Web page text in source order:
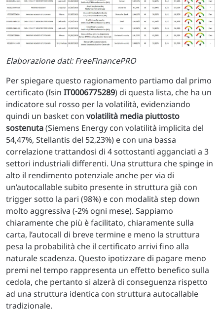
Elaborazione dati: FreeFinancePRO
Per spiegare questo ragionamento partiamo dal primo
certificato (Isin IT0006775289) di questa lista, che ha un
indicatore sul rosso per la volatilità, evidenziando
quindi un basket con volatilità media piuttosto
sostenuta(Siemens Energy con volatilità implicita del
54,47%, Stellantis del 52,23%) e con una bassa
correlazione trattandosi di 4 sottostanti agganciati a 3
settori industriali differenti. Una struttura che spinge in
alto il rendimento potenziale anche per via di
un’autocallable subito presente in struttura già con
trigger sotto la pari (98%) e con modalità step down
molto aggressiva (-2% ogni mese). Sappiamo
chiaramente che più è facilitato, chiaramente sulla
carta, l’autocall di breve termine e meno la struttura
pesa la probabilità che il certificato arrivi fino alla
naturale scadenza. Questo ipotizzare di pagare meno
premi nel tempo rappresenta un effetto benefico sulla
cedola, che pertanto si alzerà di conseguenza rispetto
ad una struttura identica con struttura autocallable
tradizionale.